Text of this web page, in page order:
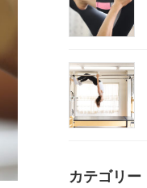
カテゴリー